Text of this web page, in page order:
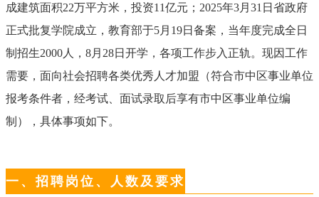
成建筑面积22万平方米，投资11亿元； 2025年3月 31 日省政府
正式批复学院成立，教育部于5月 19日备案，当年度完成全日
制招生2000 人， 8月 28日开学，各项工作步入正轨。现因工作
需要，面向社会招聘各类优秀人才加盟（符合市中区事业单位
报考条件者，经考试、面试录取后享有市中区事业单位编
制），具体事项如下。
一、招聘岗位、人数及要求